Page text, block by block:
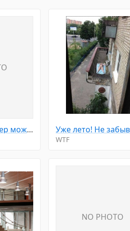
Реальный размер может отличаться
WTF
NO PHOTO